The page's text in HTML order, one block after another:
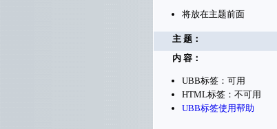
将放在主题前面
主 题：
内 容：
UBB标签：可用
HTML标签：不可用
UBB标签使用帮助